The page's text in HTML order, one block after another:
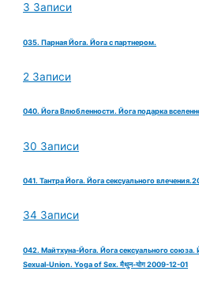
3 Записи
035. Парная Йога. Йога с партнером.
2 Записи
040. Йога Влюбленности. Йога подарка
30 Записи
041. Тантра Йога. Йога сексуального
34 Записи
042. Майтхуна-Йога. Йога сексуального союза.
Sexual-Union. Yoga of Sex. मैथुन-योग 2009-12-01